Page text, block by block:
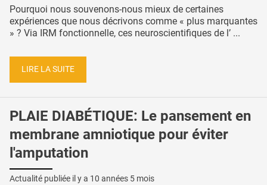
Pourquoi nous souvenons-nous mieux de certaines
expériences que nous décrivons comme « plus marquantes
» ? Via IRM fonctionnelle, ces neuroscientifiques de l’ ...
LIRE LA SUITE
PLAIE DIABÉTIQUE: Le pansement en
membrane amniotique pour éviter
l'amputation
Actualité publiée il y a 10 années 5 mois